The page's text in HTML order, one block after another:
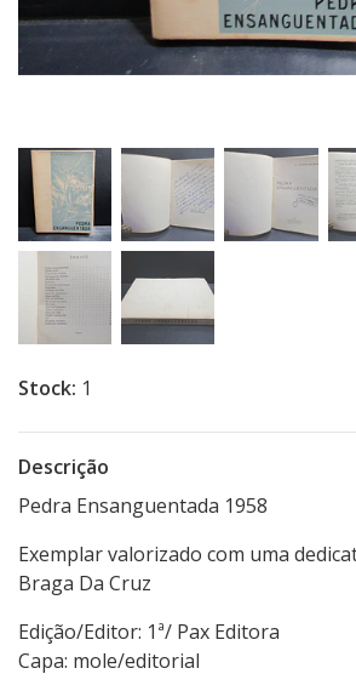
Stock: 1
Descrição
Pedra Ensanguentada 1958
Exemplar valorizado com uma
Braga Da Cruz
Edição/Editor: 1ª/ Pax
Capa: mole/editorial